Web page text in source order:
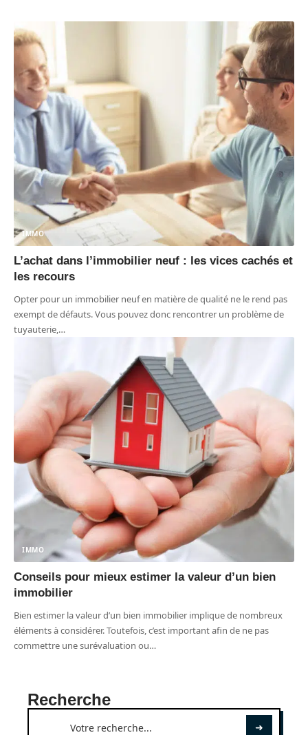
IMMO
L’achat dans l’immobilier neuf : les vices cachés et
les recours
Opter pour un immobilier neuf en matière de qualité ne le rend pas
exempt de défauts. Vous pouvez donc rencontrer un problème de
tuyauterie,…
IMMO
Conseils pour mieux estimer la valeur d’un bien
immobilier
Bien estimer la valeur d’un bien immobilier implique de nombreux
éléments à considérer. Toutefois, c’est important afin de ne pas
commettre une surévaluation ou…
Recherche